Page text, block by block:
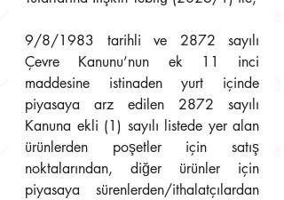
9/8/1983 tarihli ve 2872 sayılı
Çevre Kanunu’nun ek 11 inci
maddesine istinaden yurt içinde
piyasaya arz edilen 2872 sayılı
Kanuna ekli (1) sayılı listede yer alan
ürünlerden poşetler için satış
noktalarından, diğer ürünler için
piyasaya sürenlerden/ithalatçılardan